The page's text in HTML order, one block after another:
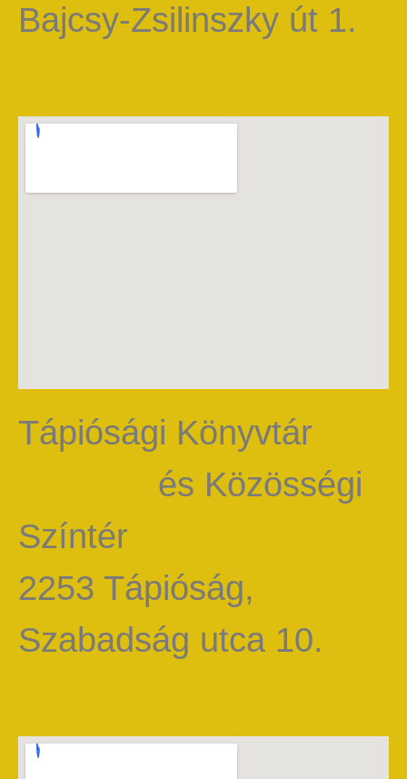
Bajcsy-Zsilinszky út 1.
Tápiósági Könyvtár
és Közösségi
Színtér
2253 Tápióság,
Szabadság utca 10.